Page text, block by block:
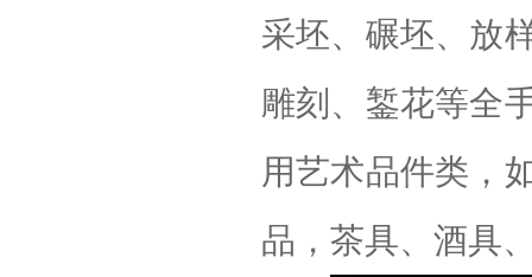
采坯、碾坯、放
雕刻、錾花等全
用艺术品件类，
品，茶具、酒具